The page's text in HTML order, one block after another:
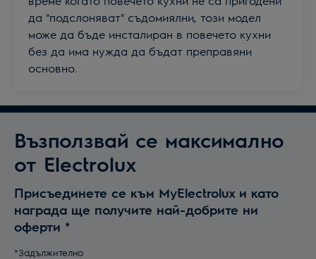
да "подслоняват" съдомиялни, този модел
може да бъде инсталиран в повечето кухни
без да има нужда да бъдат преправяни
основно.
Възползвай се максимално
от Electrolux
Присъединете се към MyElectrolux и като
награда ще получите най-добрите ни
оферти *
*Задължително